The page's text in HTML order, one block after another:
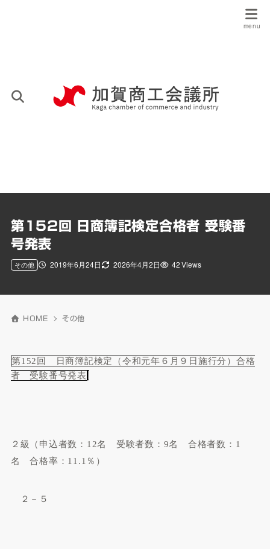
第152回 日商簿記検定合格者 受験番
号発表
2019年6月24日 2026年4月2日
その他 42 Views
HOME その他
第152回 日商簿記検定（令和元年６月９日施行分）合格
者 受験番号発表
２級（申込者数： 12名 受験者数： 9名 合格者数： 1
名 合格率： 11.1 ％）
２－５